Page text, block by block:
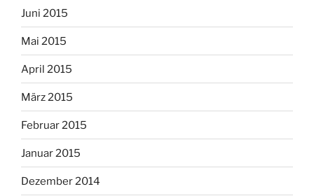
Juni 2015
Mai 2015
April 2015
März 2015
Februar 2015
Januar 2015
Dezember 2014